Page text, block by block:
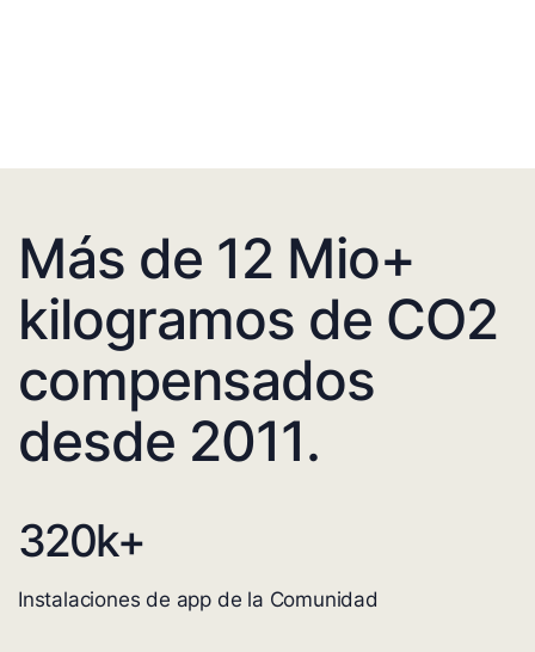
Más de 12 Mio+
kilogramos de CO2
compensados
desde 2011.
320k+
Instalaciones de app de la Comunidad